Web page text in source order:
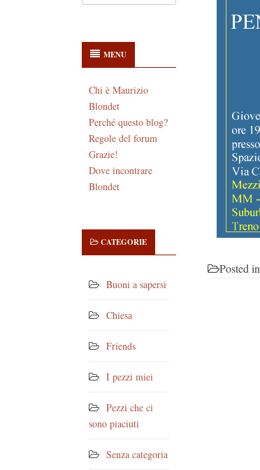
MENU
Chi è Maurizio
Blondet
Perché questo blog?
Regole del forum
Grazie!
Dove incontrare
Blondet
CATEGORIE
Buoni a sapersi
Chiesa
Friends
I pezzi miei
Pezzi che ci
sono piaciuti
Senza categoria
Posted in